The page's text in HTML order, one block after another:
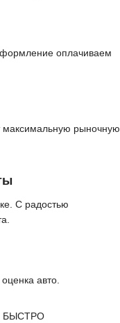
оплачиваем
максимальную рыночную
С радостью
авто.
БЫСТРО